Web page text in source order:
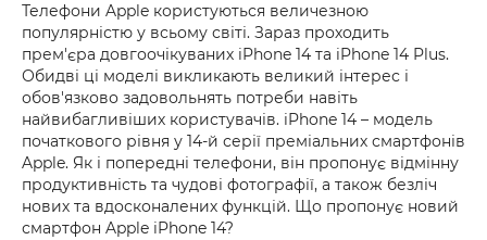
Телефони Apple користуються величезною
популярністю у всьому світі. Зараз проходить
прем'єра довгоочікуваних iPhone 14 та iPhone 14 Plus.
Обидві ці моделі викликають великий інтерес і
обов'язково задовольнять потреби навіть
найвибагливіших користувачів. iPhone 14 – модель
початкового рівня у 14-й серії преміальних смартфонів
Apple. Як і попередні телефони, він пропонує відмінну
продуктивність та чудові фотографії, а також безліч
нових та вдосконалених функцій. Що пропонує новий
смартфон Apple iPhone 14?